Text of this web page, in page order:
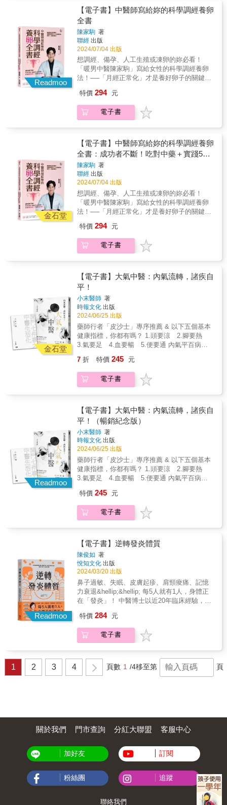
用， 有興趣的讀者可以從中得到這方面的知識
和建議。 &
學入門手法、理解辨證脈絡（了解為何這樣
做） ✓ 清楚中醫侷限（不該你治不要治，不可
諱疾忌醫）
●──────────────────────● & ❐古人
云，是藥三分毒。 在多年行醫過程中，我逐漸
發現，很多疾病過於依賴藥物的使用，某些藥
物的副作用甚至超過了疾病本身，給患者身心
帶來極大的損害。 再反觀《黃帝內經》一書，
發現古人在治療方面主要以針刺、艾灸、導
引、按摩為主，全書只涉及了十三個方劑，故
在經常看到中藥也有副作用，也會讓人過敏，
基於這一點，索性我連中藥都盡量少開。對一
些慢性病，比如高血壓、糖尿病、脾胃病、婦
行調治。 & ❐「推、拿、按」是治療方法，
「摸」是診斷，相當於中醫學裡的觸診。 我推
薦的養生方法是什麼？就是透過雙手在人體的
體表以推、拿、按、摸的形式進行診斷、治療
和自我保養的一種健康法。 & ＿＿ . 本書內容
.& ＿＿ ☞《黃帝內經》疾病觀：我們為什麼生
病？ ☞《黃帝內經》自診法：如何用手為自己
檢測身體？ ☞ 按穴道解除病痛：感冒、過敏、
血壓、癌症、嬰兒發燒 ... ☞ 日常鍛練養生
功：中國武學家的基本操 ☞ 中醫理療說明書：
泡腳、拔罐、刮痧、艾灸、拉筋拍打運用中醫
的補洩概念？ ☞ 特別專題：找不到原因的「過
勞死」 & ❐ 徒手「３３４」療法 ３種手法：
抓拿、點按、撥揉 ３大區域：玉枕關、夾脊
關、尾閭關 ４大法則：上下、左右、前後、交
叉對應 & ───────── 自診自療，手到病除
───────── 很簡單，就是手到病除，該找病
因找到病因， 用極簡的方法就能把疾病祛除。
& ☛ 鼻子瞬間通氣法 用手指輕輕掐風池穴上下
左右 將近五公分距離的痛點 ☛ 徒手袪感冒 風
寒感冒，抓拿玉枕關； 風熱感冒，在大椎上
下、風門兩邊刮痧； 暑溼感冒，點按承山穴 ☛
徒手袪頸椎病 運用點按、抓拿、撥揉的手法鬆
肩 ☛ 徒手明眼法 把眼睛閉上，點揉光明穴，
以酸、脹「得氣」的有效為標準 ☛ 徒手緩解經
痛 用手法在十七椎下的痛點 進行點按抓拿，再
特色 ☞ 結合中醫經典《黃帝內經》與現代人可
行的自我養生方法 ☞ 不依賴藥物，每個人都能
夠掌握的自診自療技巧 ☞ 不只治療疾病，更預
防疾病、提升生活品質全面的健康觀 ☞ 易學易
用，安全有效，普通人也可以輕鬆應用的自然
療法 ☞ 各類常見病、慢性病的自我診斷與緩解
方法，適用範圍廣 &
Readmoo
【電子書】中醫師寫給妳的科學調經養卵
全書
陳家駒 著
聯經 出版
2024/07/04 出版
想調經、備孕、人工生殖或凍卵的妳必看！
「暖男中醫陳家駒」寫給女性的科學調經養卵
法！──「月經正常化」才是養好卵子的關鍵──
全面提升卵子力。▍精彩內容搶先看•月經都有
來，不代表有排卵？•「亞健康」也會影響卵子
品質嗎？•多囊就一定難懷孕嗎？•年過 40，就
久，一直找不到原因。•長期透過西藥催經，想
恢復自然排卵。•有多囊性卵巢問題，體重變化
大。•備孕中，但不如想像中順利。•想凍卵，希
望能有好成績。陳家駒中醫師長期在第一線看
診，聆聽女性患者的心聲，在看過許多案例後
他表示，若沒有正常排卵或內膜代謝出狀況，
月經也不會正常。他強調，不論是備孕、養
卵，正常的月經週期是關鍵。▍怎麼樣才算是
「正常的月經」？正常的月經＝正常排卵狀態
＋正常子宮內膜增厚代謝兩者之中有一項出問
月養卵最剛好對女性來說，卵巢的時間是不等
人的，以所有備孕條件來說，「年齡」最不可
逆。再加上不少人對經期有錯誤迷思，反而錯
搭配書中的5大好習慣，便能事半功倍。【養卵
好習慣1】少吃添加物，營養也要均衡。【養卵
好習慣2】補充天然藥膳，強化基礎體質。【養
卵好習慣3】睡眠穩定，幫助改善內分泌。【養
卵好習慣4】壓力平衡，以維持月經的規律。
【養卵好習慣5】規律運動讓氣血循環，卵子更
健康。現在開始調經養卵，絕對不晚！
特價 294 元
電子書
金石堂
【電子書】中醫師寫給妳的科學調經養卵
全書：成功者不斷！吃對中藥＋實踐5大
好習慣，有效調理月經、改善排卵功能
陳家駒 著
聯經 出版
2024/07/04 出版
想調經、備孕、人工生殖或凍卵的妳必看！
「暖男中醫陳家駒」寫給女性的科學調經養卵
法！──「月經正常化」才是養好卵子的關鍵──
全面提升卵子力。▍精彩內容搶先看•月經都有
來，不代表有排卵？•「亞健康」也會影響卵子
品質嗎？•多囊就一定難懷孕嗎？•年過 40，就
久，一直找不到原因。•長期透過西藥催經，想
恢復自然排卵。•有多囊性卵巢問題，體重變化
大。•備孕中，但不如想像中順利。•想凍卵，希
望能有好成績。陳家駒中醫師長期在第一線看
診，聆聽女性患者的心聲，在看過許多案例後
他表示，若沒有正常排卵或內膜代謝出狀況，
月經也不會正常。他強調，不論是備孕、養
卵，正常的月經週期是關鍵。▍怎麼樣才算是
「正常的月經」？正常的月經＝正常排卵狀態
＋正常子宮內膜增厚代謝兩者之中有一項出問
月養卵最剛好對女性來說，卵巢的時間是不等
人的，以所有備孕條件來說，「年齡」最不可
逆。再加上不少人對經期有錯誤迷思，反而錯
搭配書中的5大好習慣，便能事半功倍。【養卵
好習慣1】少吃添加物，營養也要均衡。【養卵
好習慣2】補充天然藥膳，強化基礎體質。【養
卵好習慣3】睡眠穩定，幫助改善內分泌。【養
卵好習慣4】壓力平衡，以維持月經的規律。
【養卵好習慣5】規律運動讓氣血循環，卵子更
健康。現在開始調經養卵，絕對不晚！
特價 294 元
電子書
金石堂
【電子書】大氣中醫：內氣流轉，諸疾自
平！
小末醫師 著
時報文化 出版
2024/06/25 出版
藥師行者「皮沙士」專序推薦 & 以下五個基本
健康指標，你都有嗎？ 1.頭要涼 2.腳要熱
3.氣要足 4.血要暢 5.便要通 內氣平百病！
康的根源──「氣」 ●以宏觀的中醫觀點重啟自
我健康力量，一本為人們帶來無限期待的養生
書 ●小末醫師幫您畫重點！隨書附贈《開門七
醇！ 所有的病，都是氣不足或不暢的病所致，
只要內氣充盈通順了，現在病可去，未來病可
防！ & 本書帶您了解內氣對人體的影響，提供
讓內氣茁壯的生活建議與方法！ 作息、飲食、
四式功法、六種鍛鍊 不分體質年齡，人人可
行！ & ◎內氣充足順暢，才能達到「令人安
心」的健康狀態 中醫是「氣」的學問，人體健
康與否，端看「內氣」的積累和消耗是否平
衡。我們可以將內氣之根看做是身體內的類固
醇，所以，要找回基本的健康就要想辨法平衡
必須大於釋放，齊備存量才能應付急症或急用
的不時之需。 & ◎提供生活中的注意事項和落
實方法：體質判斷、作息、飲食、情志、形體
息】晚上11點到凌晨3點未熟睡，就難以補充新
的內氣，所以應避免熬夜！ 【飲食】醣類、蛋
白質、脂肪超重要，應有恰當比例。尤其身體
的能量多數須由醣類供給，醣類攝取不足，將
影響肺氣不足，亦會影響記憶力。 【情志】緊
張是恐懼的變形情緒，會消耗自體類固醇，使
得內氣衰敗！ 【形體】形體一歪就可能影響全
正骨架和訓練筋肉張力。 & 例如功法之一「乞
丐蹲」：飯後乞丐蹲約15分鐘，是療癒腸胃病
的最佳功法。 & 例如鍛鍊之一「縮下巴」：縮
液等之通暢。 & 本書特色 & 我們需要的不只是
一時的靈丹妙藥，而是一套長久維持健康的方
詞和核心觀念。一語道破人體健康平衡的祕密
──內氣充足暢通。 3.中醫是一種妙而不玄的生
面向的方法教您補住氣、通行氣。例如：晚上7
點～11點臟腑時間走到脾與肺，是營養吸收最
餐，絕不可因任何理由而偏廢。 4.提供簡易診
斷體質的方法，一般人也能判斷自己與家人的
身體狀況：舌診、脈診、腹診、觀察二便和流
汗狀態等等。 5.隨書附贈《開門七件事之中醫
7 折 特價 245 元
電子書
Readmoo
【電子書】大氣中醫：內氣流轉，諸疾自
平！（暢銷紀念版）
小末醫師 著
時報文化 出版
2024/06/25 出版
藥師行者「皮沙士」專序推薦 & 以下五個基本
健康指標，你都有嗎？ 1.頭要涼 2.腳要熱
3.氣要足 4.血要暢 5.便要通 內氣平百病！
康的根源──「氣」 ●以宏觀的中醫觀點重啟自
我健康力量，一本為人們帶來無限期待的養生
書 ●小末醫師幫您畫重點！隨書附贈《開門七
醇！ 所有的病，都是氣不足或不暢的病所致，
只要內氣充盈通順了，現在病可去，未來病可
防！ & 本書帶您了解內氣對人體的影響，提供
讓內氣茁壯的生活建議與方法！ 作息、飲食、
四式功法、六種鍛鍊 不分體質年齡，人人可
行！ & ◎內氣充足順暢，才能達到「令人安
心」的健康狀態 中醫是「氣」的學問，人體健
康與否，端看「內氣」的積累和消耗是否平
衡。我們可以將內氣之根看做是身體內的類固
「內氣」的蓄積與釋放，甚至「內氣」的蓄積
必須大於釋放，齊備存量才能應付急症或急用
的不時之需。 & ◎提供生活中的注意事項和落
實方法：體質判斷、作息、飲食、情志、形體
【體質】簡易舌診／脈診判別自己的體質 【作
息】晚上11點到凌晨3點未熟睡，就難以補充新
張是恐懼的變形情緒，會消耗自體類固醇，使
得內氣衰敗！ 【形體】形體一歪就可能影響全
正骨架和訓練筋肉張力。 & 例如功法之一「乞
丐蹲」：飯後乞丐蹲約15分鐘，是療癒腸胃病
的最佳功法。 & 例如鍛鍊之一「縮下巴」：縮
下巴超重要，縮下巴使頸椎排列正常，才能保
持咽喉部氣管、食道、頸神經、椎動脈、脊髓
液等之通暢。 & 本書特色 & 我們需要的不只是
特價 245 元
電子書
Readmoo
【電子書】逆轉發炎體質
陳俊如 著
悅知文化 出版
2024/03/20 出版
鼻子過敏、失眠、皮膚起疹、肩頸痠痛、記憶
力衰退&hellip;&hellip; 每5人就有1人，身體正
在「發炎」！ 中醫博士以近20年臨床經驗，解
&times;〔運動建議〕&times;〔飲食保健〕
&times;〔中藥調養〕方面， 幫助你快速自我檢
測，從根本找回健康與活力。 ✦三伏貼可以改
結合現代醫學與中醫觀點，讓你輕鬆調整，啟
動與生俱來的自我修復力！ 一般外觀常見的
膚發癢或紅腫」等症狀呈現，在體內慢慢侵蝕
你的健康，時間一久甚至會造成嚴重、不可逆
痰、瘀、結」哪個階段？ ✦平性體質──精力充
沛、積極樂觀 ✦虛性體質──畏寒乏力、氣血不
質──身體肥胖、經常便祕 ✦瘀性體質──形體
消瘦、容易感冒 ✦結性體質──肌肉僵硬、急躁
法，觀察你體質的現況，再從中藥、針灸、運
特價 284 元
電子書
1 2 3 4 頁數 1 /4移至第 頁
關於我們 門市查詢 分紅大聯盟 客服中心
加好友 訂閱
粉絲團 追蹤
聯絡我們